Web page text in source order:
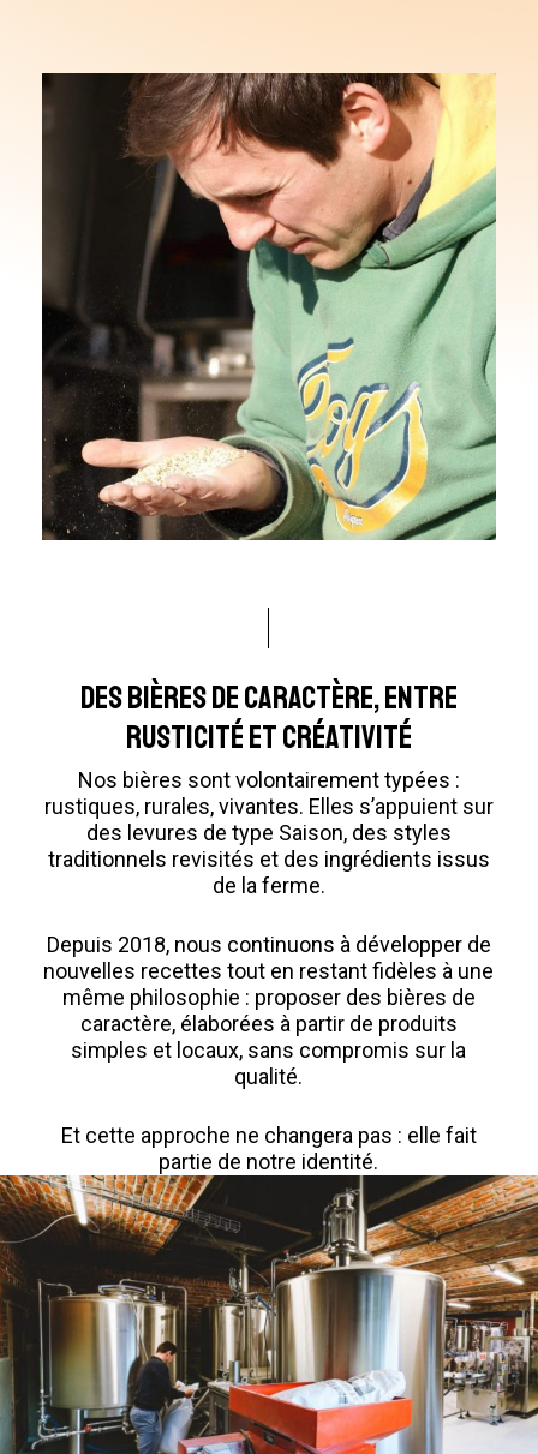
Des bières de caractère, entre
rusticité et créativité
Nos bières sont volontairement typées :
rustiques, rurales, vivantes. Elles s’appuient sur
des levures de type Saison, des styles
traditionnels revisités et des ingrédients issus
de la ferme.
Depuis 2018, nous continuons à développer de
nouvelles recettes tout en restant fidèles à une
même philosophie : proposer des bières de
caractère, élaborées à partir de produits
simples et locaux, sans compromis sur la
qualité.
Et cette approche ne changera pas : elle fait
partie de notre identité.